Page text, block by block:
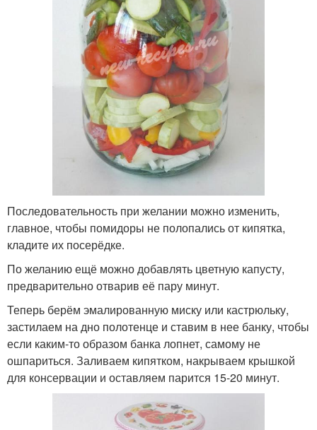
Последовательность при желании можно изменить,
главное, чтобы помидоры не полопались от кипятка,
кладите их посерёдке.
По желанию ещё можно добавлять цветную капусту,
предварительно отварив её пару минут.
Теперь берём эмалированную миску или кастрюльку,
застилаем на дно полотенце и ставим в нее банку, чтобы
если каким-то образом банка лопнет, самому не
ошпариться. Заливаем кипятком, накрываем крышкой
для консервации и оставляем парится 15-20 минут.